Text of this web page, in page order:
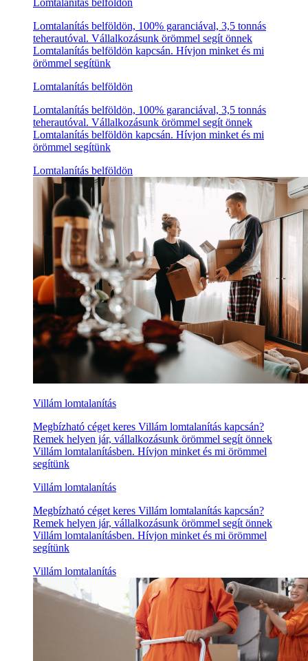
Lomtalanítás belföldön
Lomtalanítás belföldön, 100% garanciával, 3,5 tonnás
teherautóval. Vállalkozásunk örömmel segít önnek
Lomtalanítás belföldön kapcsán. Hívjon minket és mi
örömmel segítünk
Lomtalanítás belföldön
Lomtalanítás belföldön, 100% garanciával, 3,5 tonnás
teherautóval. Vállalkozásunk örömmel segít önnek
Lomtalanítás belföldön kapcsán. Hívjon minket és mi
örömmel segítünk
Lomtalanítás belföldön
Villám lomtalanítás
Megbízható céget keres Villám lomtalanítás kapcsán?
Remek helyen jár, vállalkozásunk örömmel segít önnek
Villám lomtalanításben. Hívjon minket és mi örömmel
segítünk
Villám lomtalanítás
Megbízható céget keres Villám lomtalanítás kapcsán?
Remek helyen jár, vállalkozásunk örömmel segít önnek
Villám lomtalanításben. Hívjon minket és mi örömmel
segítünk
Villám lomtalanítás